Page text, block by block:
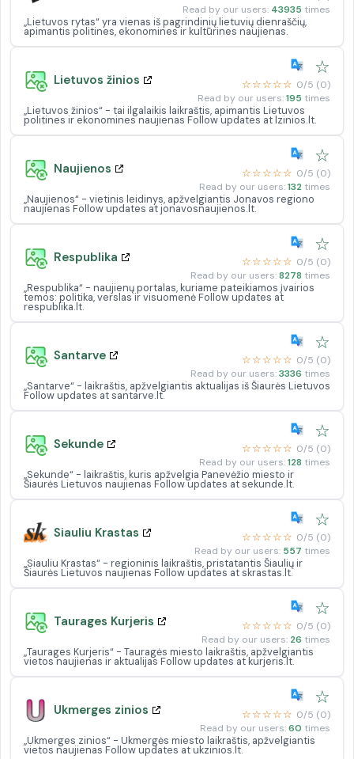
Read by our users: 43935 times
„Lietuvos rytas“ yra vienas iš pagrindinių lietuvių dienraščių,
apimantis politines, ekonomines ir kultūrines naujienas.
Lietuvos žinios
☆
☆☆☆☆☆ 0/5 (0)
Read by our users:195 times
„Lietuvos žinios“ - tai ilgalaikis laikraštis, apimantis Lietuvos
politines ir ekonomines naujienas Follow updates at lzinios.lt.
Naujienos
☆
☆☆☆☆☆ 0/5 (0)
Read by our users:132 times
„Naujienos“ - vietinis leidinys, apžvelgiantis Jonavos regiono
naujienas Follow updates at jonavosnaujienos.lt.
Respublika
☆
☆☆☆☆☆ 0/5 (0)
Read by our users:8278 times
„Respublika“ - naujienų portalas, kuriame pateikiamos įvairios
temos: politika, verslas ir visuomenė Follow updates at
respublika.lt.
Santarve
☆
☆☆☆☆☆ 0/5 (0)
Read by our users:3336 times
„Santarve“ - laikraštis, apžvelgiantis aktualijas iš Šiaurės Lietuvos
Follow updates at santarve.lt.
Sekunde
☆
☆☆☆☆☆ 0/5 (0)
Read by our users:128 times
„Sekunde“ - laikraštis, kuris apžvelgia Panevėžio miesto ir
Šiaurės Lietuvos naujienas Follow updates at sekunde.lt.
Siauliu Krastas
☆
☆☆☆☆☆ 0/5 (0)
Read by our users: 557 times
„Siauliu Krastas“ - regioninis laikraštis, pristatantis Šiaulių ir
Šiaurės Lietuvos naujienas Follow updates at skrastas.lt.
Taurages Kurjeris
☆
☆☆☆☆☆ 0/5 (0)
Read by our users: 26 times
„Taurages Kurjeris“ - Tauragės miesto laikraštis, apžvelgiantis
vietos naujienas ir aktualijas Follow updates at kurjeris.lt.
Ukmerges zinios
☆
☆☆☆☆☆ 0/5 (0)
Read by our users:60 times
„Ukmerges zinios“ - Ukmergės miesto laikraštis, apžvelgiantis
vietos naujienas Follow updates at ukzinios.lt.